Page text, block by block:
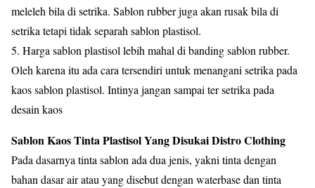
meleleh bila di setrika. Sablon rubber juga akan rusak bila di
setrika tetapi tidak separah sablon plastisol.
5. Harga sablon plastisol lebih mahal di banding sablon rubber.
Oleh karena itu ada cara tersendiri untuk menangani setrika pada
kaos sablon plastisol. Intinya jangan sampai ter setrika pada
desain kaos
Sablon Kaos Tinta Plastisol Yang Disukai Distro Clothing
Pada dasarnya tinta sablon ada dua jenis, yakni tinta dengan
bahan dasar air atau yang disebut dengan waterbase dan tinta